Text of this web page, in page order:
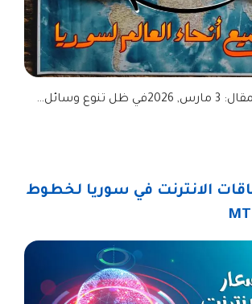
تنوع وسائل…
الانترنت في سوريا لخطوط